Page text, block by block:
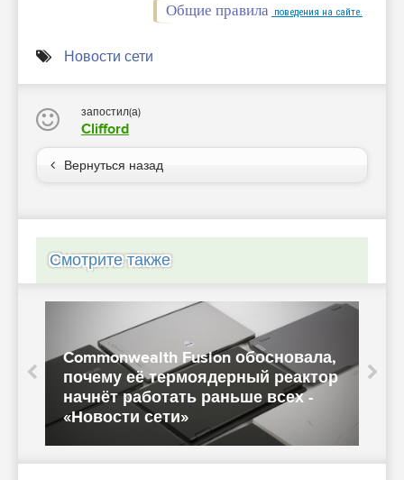
Общие правила поведения на сайте.
Новости сети
запостил(а)
Clifford
Вернуться назад
Смотрите также
Commonwealth Fusion обосновала,
почему её термоядерный реактор
начнёт работать раньше всех -
«Новости сети»